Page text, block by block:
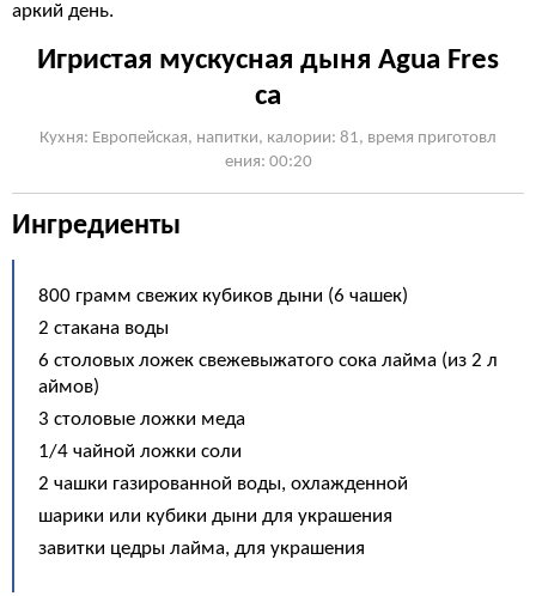
аркий день.
Игристая мускусная дыня Agua Fres
ca
Кухня: Европейская, напитки, калории: 81, время приготовл
ения: 00:20
Ингредиенты
800 грамм свежих кубиков дыни (6 чашек)
2 стакана воды
6 столовых ложек свежевыжатого сока лайма (из 2 л
аймов)
3 столовые ложки меда
1/4 чайной ложки соли
2 чашки газированной воды, охлажденной
шарики или кубики дыни для украшения
завитки цедры лайма, для украшения